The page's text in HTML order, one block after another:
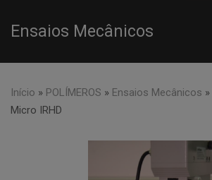
Ensaios Mecânicos
Início » POLÍMEROS » Ensaios Mecânicos »
Micro IRHD